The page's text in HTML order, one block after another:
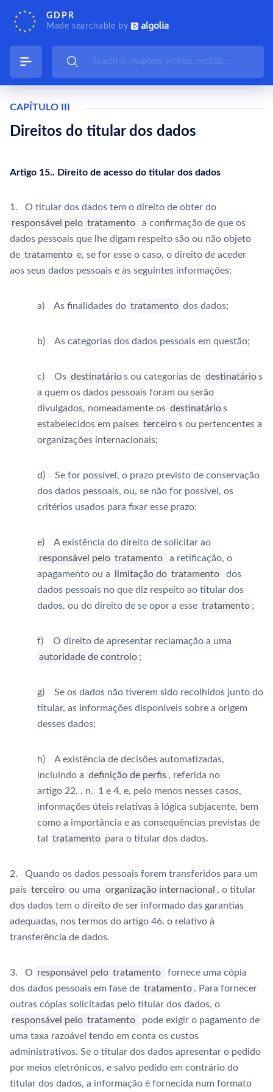
GDPR
Made searchable by
CAPÍTULO III
Direitos do titular dos dados
Artigo 15.. Direito de acesso do titular dos dados
1. O titular dos dados tem o direito de obter do
responsável pelo tratamento
a confirmação de que os
dados pessoais que lhe digam respeito são ou não objeto
de tratamento e, se for esse o caso, o direito de aceder
aos seus dados pessoais e às seguintes informações:
a) As finalidades do tratamento dos dados;
b) As categorias dos dados pessoais em questão;
c) Os destinatário s ou categorias de destinatário s
a quem os dados pessoais foram ou serão
divulgados, nomeadamente os destinatário s
estabelecidos em países terceiro s ou pertencentes a
organizações internacionais;
d) Se for possível, o prazo previsto de conservação
dos dados pessoais, ou, se não for possível, os
critérios usados para fixar esse prazo;
e) A existência do direito de solicitar ao
responsável pelo tratamento
a retificação, o
apagamento ou a
limitação do tratamento
dos
dados pessoais no que diz respeito ao titular dos
dados, ou do direito de se opor a esse tratamento ;
f) O direito de apresentar reclamação a uma
autoridade de controlo ;
g) Se os dados não tiverem sido recolhidos junto do
titular, as informações disponíveis sobre a origem
desses dados;
h) A existência de decisões automatizadas,
incluindo a definição de perfis , referida no
artigo 22. , n. 1 e 4, e, pelo menos nesses casos,
informações úteis relativas à lógica subjacente, bem
como a importância e as consequências previstas de
tal
tratamento para o titular dos dados.
2. Quando os dados pessoais forem transferidos para um
país terceiro ou uma organização internacional , o titular
dos dados tem o direito de ser informado das garantias
adequadas, nos termos do artigo 46. o relativo à
transferência de dados.
3. O responsável pelo tratamento
fornece uma cópia
dos dados pessoais em fase de tratamento . Para fornecer
outras cópias solicitadas pelo titular dos dados, o
responsável pelo tratamento
pode exigir o pagamento de
uma taxa razoável tendo em conta os custos
administrativos. Se o titular dos dados apresentar o pedido
por meios eletrónicos, e salvo pedido em contrário do
titular dos dados, a informação é fornecida num formato